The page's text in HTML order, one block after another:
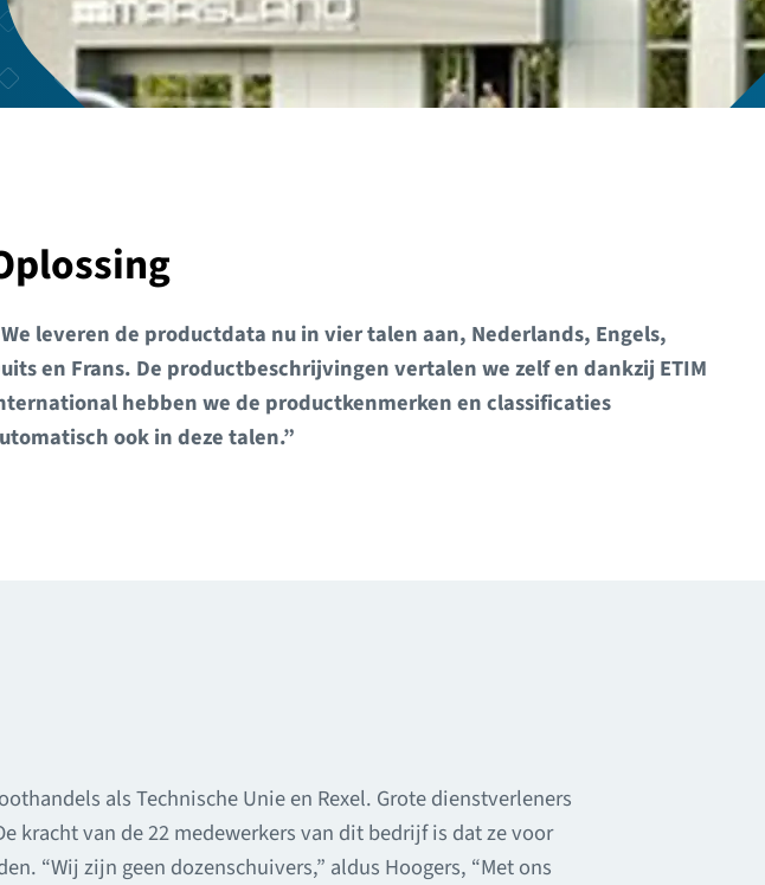
leveren de productdata nu in vier talen aan, Nederlands, Engels,
en Frans. De productbeschrijvingen vertalen we zelf en dankzij ETIM
hebben we de productkenmerken en classificaties
ook in deze talen.”
als Technische Unie en Rexel. Grote dienstverleners
kracht van de 22 medewerkers van dit bedrijf is dat ze voor
“Wij zijn geen dozenschuivers,” aldus Hoogers, “Met ons